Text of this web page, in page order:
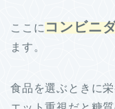
ここにコンビニ
ます。
食品を選ぶときに